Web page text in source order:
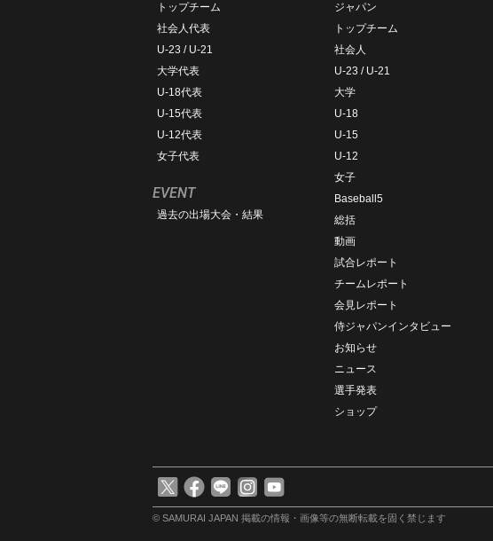
トップチーム
社会人代表
U-23 / U-21
大学代表
U-18代表
U-15代表
U-12代表
女子代表
EVENT
過去の出場大会・結果
ジャパン
トップチーム
社会人
U-23 / U-21
大学
U-18
U-15
U-12
女子
Baseball5
総括
動画
試合レポート
チームレポート
会見レポート
侍ジャパンインタビュー
お知らせ
ニュース
選手発表
ショップ
© SAMURAI JAPAN 掲載の情報・画像等の無断転載を固く禁じます